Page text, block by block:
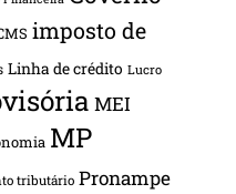
imposto de
Linha de crédito Lucro
MEI
MP
tributário Pronampe